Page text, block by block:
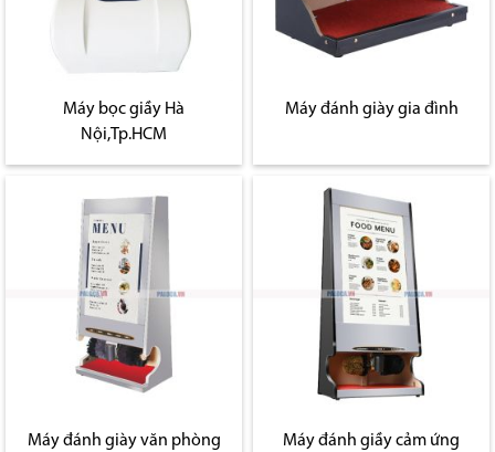
Máy bọc giầy Hà
Nội,Tp.HCM
Máy đánh giày gia đình
Máy đánh giày văn phòng
Máy đánh giầy cảm ứng